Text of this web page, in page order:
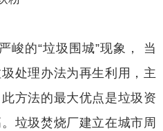
的“垃圾围城”现象， 当
处理办法为再生利用，主
方法的最大优点是垃圾资
垃圾焚烧厂建立在城市周